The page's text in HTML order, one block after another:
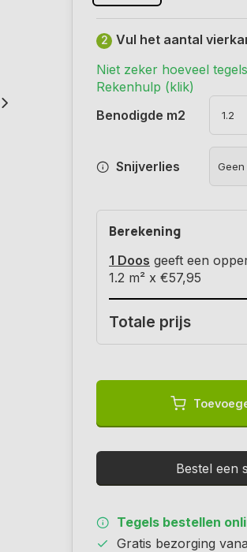
2
Vul het aantal
Niet zeker hoeveel
Rekenhulp (klik)
Benodigde m2
Snijverlies
Berekening
1 Doos geeft een
1.2 m² x €57,95
Totale prijs
Bestel een
Tegels bestellen
Gratis bezorging